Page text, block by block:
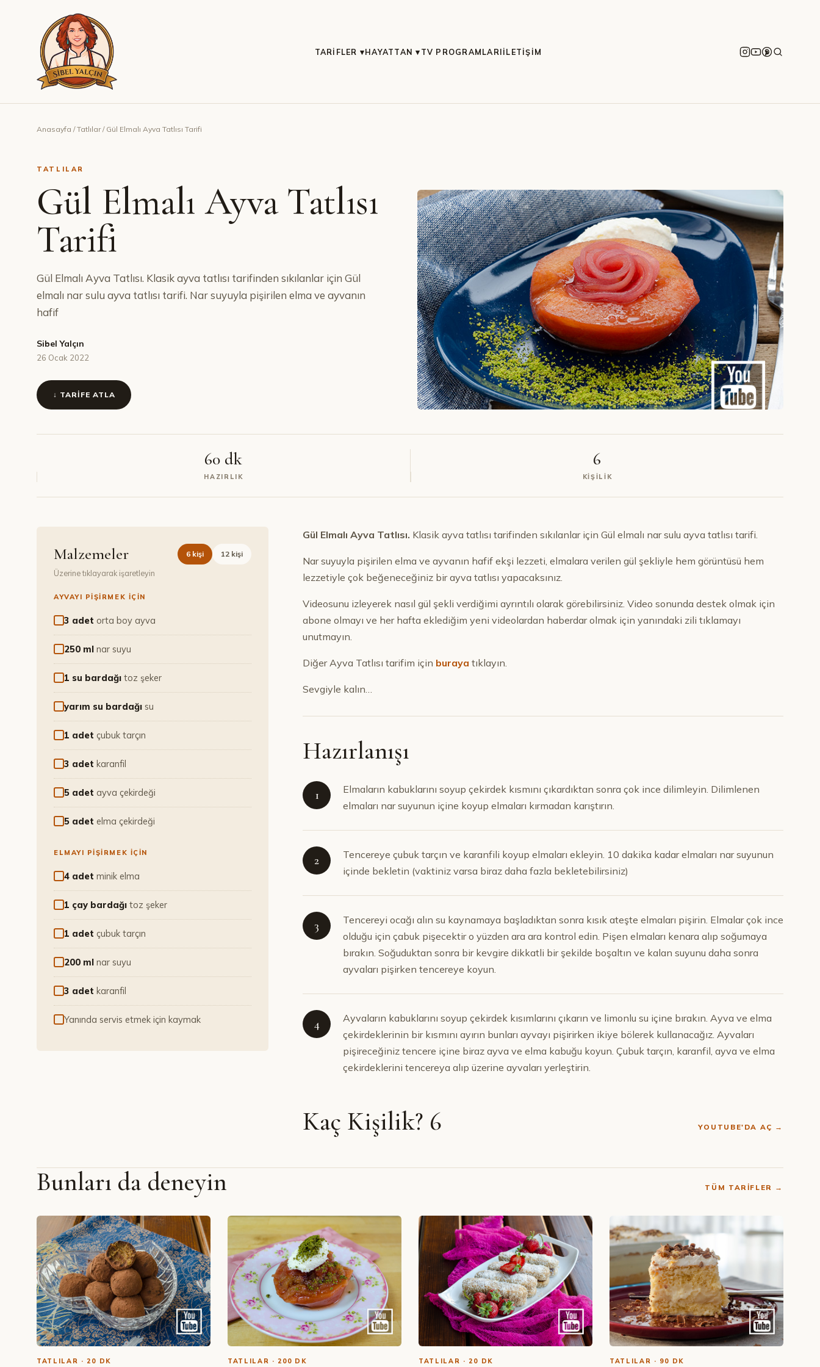
TARIFLER ▾HAYATTAN ▾TV PROGRAMLARIİLETIŞIM
Anasayfa /Tatlılar/ Gül Elmalı Ayva Tatlısı Tarifi
TATLILAR
Gül Elmalı Ayva Tatlısı
Tarifi
Gül Elmalı Ayva Tatlısı. Klasik ayva tatlısı tarifinden sıkılanlar için Gül
elmalı nar sulu ayva tatlısı tarifi. Nar suyuyla pişirilen elma ve ayvanın
hafif
Sibel Yalçın
26 Ocak 2022
↓ TARIFE ATLA
60 dk
HAZIRLIK
6
KIŞILIK
Malzemeler 6 kişi 12 kişi
Üzerine tıklayarak işaretleyin
AYVAYI PIŞIRMEK IÇIN
3 adet orta boy ayva
250 ml nar suyu
1 su bardağı toz şeker
yarım su bardağı su
1 adet çubuk tarçın
3 adet karanfil
5 adet ayva çekirdeği
5 adet elma çekirdeği
ELMAYI PIŞIRMEK IÇIN
4 adet minik elma
1 çay bardağı toz şeker
1 adet çubuk tarçın
200 ml nar suyu
3 adet karanfil
Yanında servis etmek için kaymak
Gül Elmalı Ayva Tatlısı. Klasik ayva tatlısı tarifinden sıkılanlar için Gül elmalı nar sulu ayva tatlısı tarifi.
Nar suyuyla pişirilen elma ve ayvanın hafif ekşi lezzeti, elmalara verilen gül şekliyle hem görüntüsü hem
lezzetiyle çok beğeneceğiniz bir ayva tatlısı yapacaksınız.
Videosunu izleyerek nasıl gül şekli verdiğimi ayrıntılı olarak görebilirsiniz. Video sonunda destek olmak için
abone olmayı ve her hafta eklediğim yeni videolardan haberdar olmak için yanındaki zili tıklamayı
unutmayın.
Diğer Ayva Tatlısı tarifim için buraya tıklayın.
Sevgiyle kalın…
Hazırlanışı
1
Elmaların kabuklarını soyup çekirdek kısmını çıkardıktan sonra çok ince dilimleyin. Dilimlenen
elmaları nar suyunun içine koyup elmaları kırmadan karıştırın.
2
Tencereye çubuk tarçın ve karanfili koyup elmaları ekleyin. 10 dakika kadar elmaları nar suyunun
içinde bekletin (vaktiniz varsa biraz daha fazla bekletebilirsiniz)
3
Tencereyi ocağı alın su kaynamaya başladıktan sonra kısık ateşte elmaları pişirin. Elmalar çok ince
olduğu için çabuk pişecektir o yüzden ara ara kontrol edin. Pişen elmaları kenara alıp soğumaya
bırakın. Soğuduktan sonra bir kevgire dikkatli bir şekilde boşaltın ve kalan suyunu daha sonra
ayvaları pişirken tencereye koyun.
4
Ayvaların kabuklarını soyup çekirdek kısımlarını çıkarın ve limonlu su içine bırakın. Ayva ve elma
çekirdeklerinin bir kısmını ayırın bunları ayvayı pişirirken ikiye bölerek kullanacağız. Ayvaları
pişireceğiniz tencere içine biraz ayva ve elma kabuğu koyun. Çubuk tarçın, karanfil, ayva ve elma
çekirdeklerini tencereya alıp üzerine ayvaları yerleştirin.
Kaç Kişilik? 6 YOUTUBE'DA AÇ →
Bunları da deneyin TÜM TARIFLER →
TATLILAR · 20 DK TATLILAR · 200 DK TATLILAR · 20 DK TATLILAR · 90 DK